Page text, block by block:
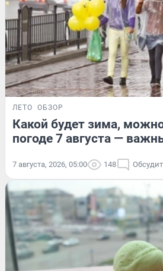
ЛЕТО ОБЗОР
Какой будет зима,
погоде 7 августа —
7 августа, 2026, 05:00 148